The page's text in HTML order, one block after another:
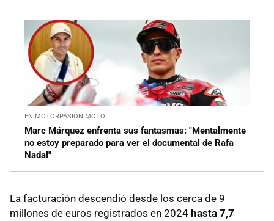
EN MOTORPASIÓN MOTO
Marc Márquez enfrenta sus fantasmas: "Mentalmente
no estoy preparado para ver el documental de Rafa
Nadal"
La facturación descendió desde los cerca de 9
millones de euros registrados en 2024 hasta 7,7